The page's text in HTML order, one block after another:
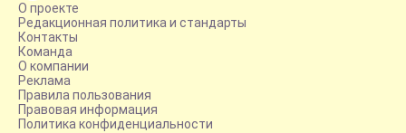
О проекте
Редакционная политика и стандарты
Контакты
Команда
О компании
Реклама
Правила пользования
Правовая информация
Политика конфиденциальности